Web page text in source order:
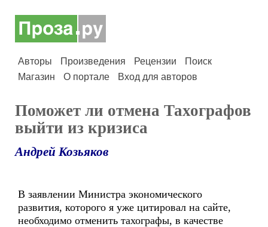
Авторы Произведения Рецензии
Поиск
Магазин
О портале Вход для авторов
Поможет ли отмена Тахографов
выйти из кризиса
Андрей Козьяков
В заявлении Министра экономического
развития, которого я уже цитировал на сайте,
необходимо отменить тахографы, в качестве